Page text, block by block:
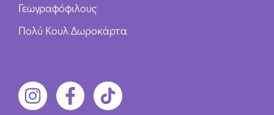
Γεωγραφόφιλους
Πολύ Κουλ Δωροκάρτα